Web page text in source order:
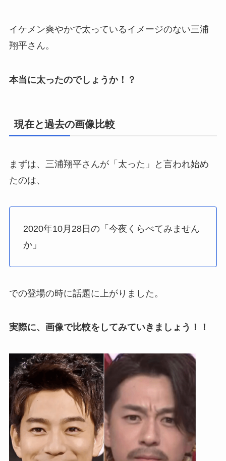
イケメン爽やかで太っているイメージのない三浦
翔平さん。
本当に太ったのでしょうか！？
現在と過去の画像比較
まずは、三浦翔平さんが「太った」と言われ始め
たのは、
2020年10月28日の「今夜くらべてみません
か」
での登場の時に話題に上がりました。
実際に、画像で比較をしてみていきましょう！！